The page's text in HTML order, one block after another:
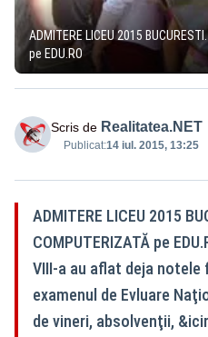
ADMITERE LICEU 2015
pe EDU.RO
Scris de Realitatea.NET
Publicat:14 iul. 2015, 13:25
ADMITERE LICEU 2015
COMPUTERIZATĂ pe
VIII-a au aflat deja
examenul de Evluare
de vineri, absolvenţii,